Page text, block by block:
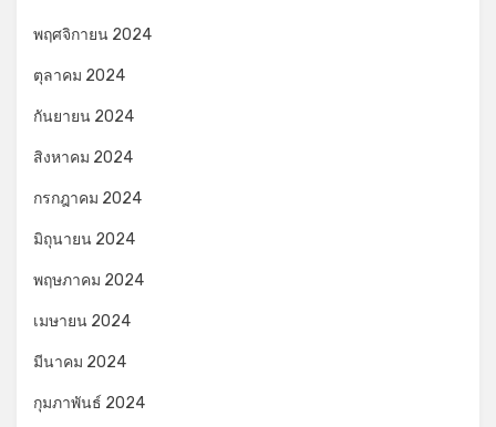
พฤศจิกายน 2024
ตุลาคม 2024
กันยายน 2024
สิงหาคม 2024
กรกฎาคม 2024
มิถุนายน 2024
พฤษภาคม 2024
เมษายน 2024
มีนาคม 2024
กุมภาพันธ์ 2024